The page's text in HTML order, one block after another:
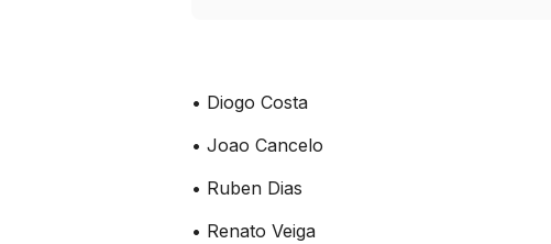
• Diogo Costa
• Joao Cancelo
• Ruben Dias
• Renato Veiga